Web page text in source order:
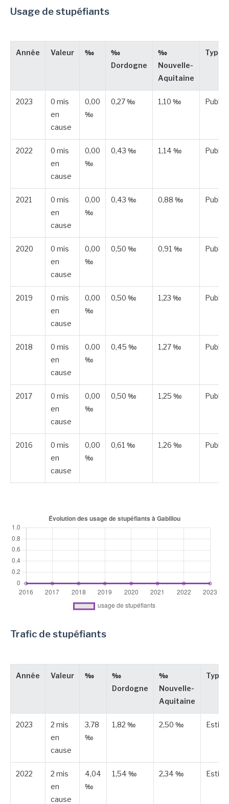
Usage de stupéfiants
Année Valeur ‰
‰
Dordogne
‰
Nouvelle-
Aquitaine
Type
2023
0 mis
en
cause
0,00
‰
0,27 ‰ 1,10 ‰
2022
0 mis
en
cause
0,00
‰
0,43 ‰ 1,14 ‰
2021
0 mis
en
cause
0,00
‰
0,43 ‰ 0,88 ‰
2020
0 mis
en
cause
0,00
‰
0,50 ‰ 0,91 ‰
2019
0 mis
en
cause
0,00
‰
0,50 ‰ 1,23 ‰
2018
0 mis
en
cause
0,00
‰
0,45 ‰ 1,27 ‰
2017
0 mis
en
cause
0,00
‰
0,50 ‰ 1,25 ‰
2016
0 mis
en
cause
0,00
‰
0,61 ‰ 1,26 ‰
Trafic de stupéfiants
Année Valeur ‰
‰
Dordogne
‰
Nouvelle-
Aquitaine
Type
2023
2 mis
en
cause
3,78
‰
1,82 ‰ 2,50 ‰
2022
2 mis
en
cause
4,04
‰
1,54 ‰ 2,34 ‰